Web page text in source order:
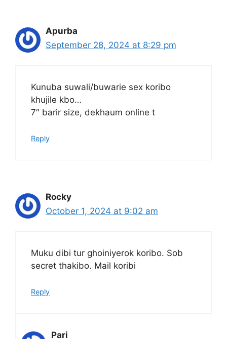
Apurba
September 28, 2024 at 8:29 pm
Kunuba suwali/buwarie sex koribo
khujile kbo…
7″ barir size, dekhaum online t
Reply
Rocky
October 1, 2024 at 9:02 am
Muku dibi tur ghoiniyerok koribo. Sob
secret thakibo. Mail koribi
Reply
Pari